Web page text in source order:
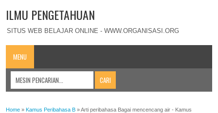
ILMU PENGETAHUAN
SITUS WEB BELAJAR ONLINE - WWW.ORGANISASI.ORG
MENU
Home » Kamus Peribahasa B »Arti peribahasa Bagai mencencang air - Kamus